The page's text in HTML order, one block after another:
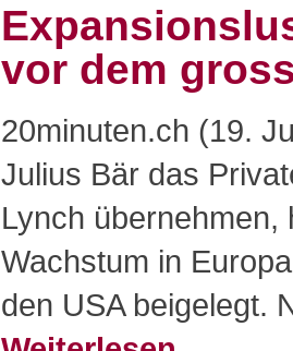
vor dem
20minuten.ch (19.
Julius Bär das
Lynch übernehmen,
Wachstum in
den USA beigelegt.